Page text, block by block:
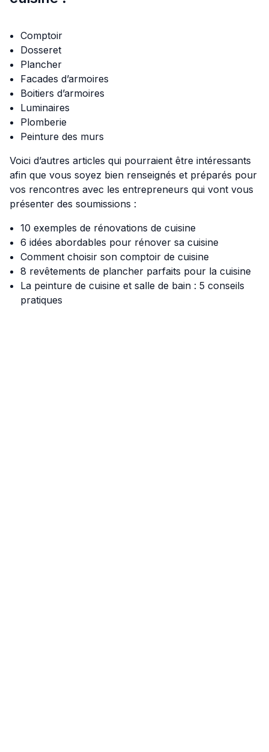
Comptoir
Dosseret
Plancher
Facades d’armoires
Boitiers d’armoires
Luminaires
Plomberie
Peinture des murs
Voici d’autres articles qui pourraient être intéressants
afin que vous soyez bien renseignés et préparés pour
vos rencontres avec les entrepreneurs qui vont vous
présenter des soumissions :
10 exemples de rénovations de cuisine
6 idées abordables pour rénover sa cuisine
Comment choisir son comptoir de cuisine
8 revêtements de plancher parfaits pour la cuisine
La peinture de cuisine et salle de bain : 5 conseils
pratiques